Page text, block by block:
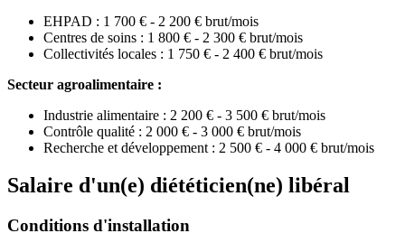
EHPAD : 1 700 € - 2 200 € brut/mois
Centres de soins : 1 800 € - 2 300 € brut/mois
Collectivités locales : 1 750 € - 2 400 € brut/mois
Secteur agroalimentaire :
Industrie alimentaire : 2 200 € - 3 500 € brut/mois
Contrôle qualité : 2 000 € - 3 000 € brut/mois
Recherche et développement : 2 500 € - 4 000 € brut/mois
Salaire d'un(e) diététicien(ne) libéral
Conditions d'installation